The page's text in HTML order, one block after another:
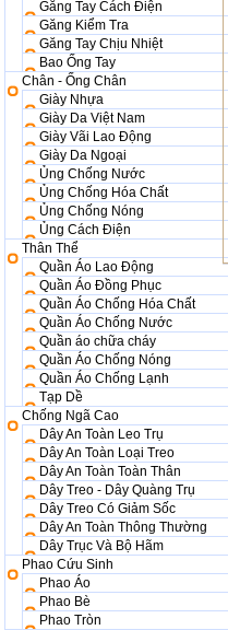
Găng Tay Cách Điện
Găng Kiểm Tra
Găng Tay Chịu Nhiệt
Bao Ống Tay
Chân - Ống Chân
Giày Nhựa
Giày Da Việt Nam
Giày Vãi Lao Động
Giày Da Ngoại
Ủng Chống Nước
Ủng Chống Hóa Chất
Ủng Chống Nóng
Ủng Cách Điện
Thân Thể
Quần Áo Lao Động
Quần Áo Đồng Phục
Quần Áo Chống Hóa Chất
Quần Áo Chống Nước
Quần áo chữa cháy
Quần Áo Chống Nóng
Quần Áo Chống Lạnh
Tạp Dề
Chống Ngã Cao
Dây An Toàn Leo Trụ
Dây An Toàn Loại Treo
Dây An Toàn Toàn Thân
Dây Treo - Dây Quàng Trụ
Dây Treo Có Giảm Sốc
Dây An Toàn Thông Thường
Dây Trục Và Bộ Hãm
Phao Cứu Sinh
Phao Áo
Phao Bè
Phao Tròn